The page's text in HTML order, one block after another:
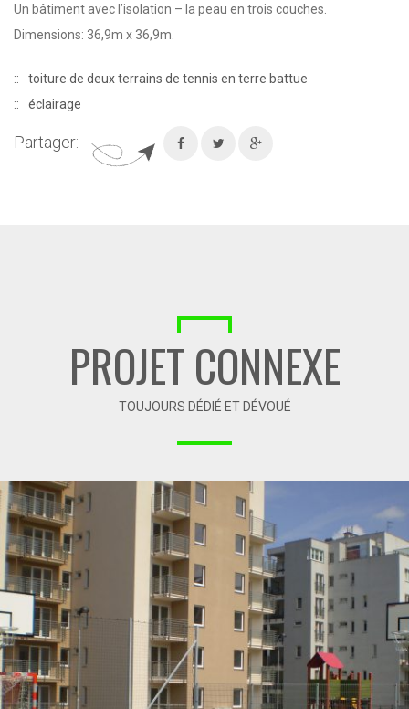
Un bâtiment avec l’isolation – la peau en trois couches.
Dimensions: 36,9m x 36,9m.
toiture de deux terrains de tennis en terre battue
éclairage
Partager:
PROJET CONNEXE
TOUJOURS DÉDIÉ ET DÉVOUÉ
07-2011 / TERRAIN DE SPORT MULTIFONCTIONNEL POUR
TBS KATOWICE